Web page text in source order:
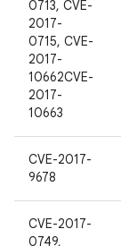
0713, CVE-
2017-
0715, CVE-
2017-
10662CVE-
2017-
10663
CVE-2017-
9678
CVE-2017-
0749,